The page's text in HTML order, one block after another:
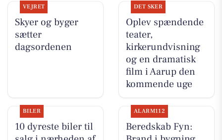
VEJRET
Skyer og byger
sætter
dagsordenen
DET SKER
Oplev spændende
teater,
kirkerundvisning
og en dramatisk
film i Aarup den
kommende uge
BILER
10 dyreste biler til
ALARM112
Beredskab Fyn: